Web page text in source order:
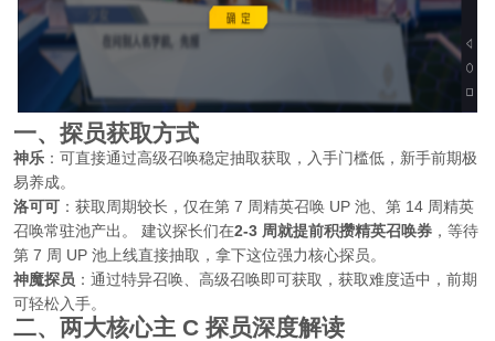
一、探员获取方式
神乐 ：可直接通过高级召唤稳定抽取获取，入手门槛低，新手前期极
易养成。
洛可可 ：获取周期较长，仅在第 7 周精英召唤 UP 池、第 14 周精英
召唤常驻池产出。 建议探长们在2‑3 周就提前积攒精英召唤券 ，等待
第 7 周 UP 池上线直接抽取，拿下这位强力核心探员。
神魔探员 ：通过特异召唤、高级召唤即可获取，获取难度适中，前期
可轻松入手。
二、两大核心主 C 探员深度解读